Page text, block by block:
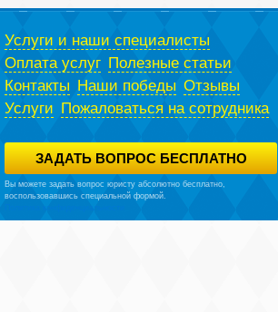
Услуги и наши специалисты
Оплата услуг Полезные статьи
Контакты Наши победы Отзывы
Услуги Пожаловаться на сотрудника
ЗАДАТЬ ВОПРОС БЕСПЛАТНО
Вы можете задать вопрос юристу абсолютно бесплатно,
воспользовавшись специальной формой.